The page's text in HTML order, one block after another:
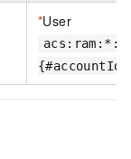
*User
acs:ram:*: